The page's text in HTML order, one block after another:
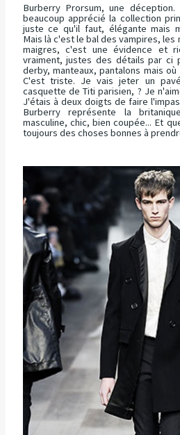
Burberry Prorsum, une déception.
beaucoup apprécié la collection
juste ce qu'il faut, élégante mais
Mais là c'est le bal des vampires, les
maigres, c'est une évidence et
vraiment, justes des détails par ci
derby, manteaux, pantalons mais
C'est triste. Je vais jeter un
casquette de Titi parisien, ? Je
J'étais à deux doigts de faire
Burberry représente la
masculine, chic, bien coupée... Et
toujours des choses bonnes à